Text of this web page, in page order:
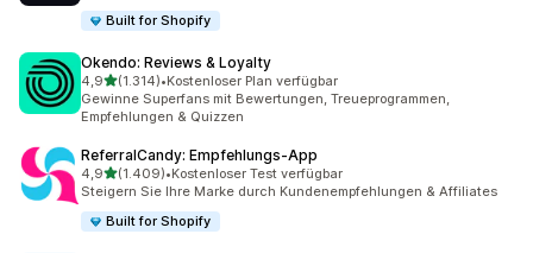
Built for Shopify
Okendo: Reviews & Loyalty
4,9von 5 Sternen
(1.314)
1314 Rezensionen insgesamt
•Kostenloser Plan verfügbar
Gewinne Superfans mit Bewertungen, Treueprogrammen,
Empfehlungen & Quizzen
ReferralCandy: Empfehlungs‑App
4,9von 5 Sternen
(1.409)
1409 Rezensionen insgesamt
•Kostenloser Test verfügbar
Steigern Sie Ihre Marke durch Kundenempfehlungen & Affiliates
Built for Shopify